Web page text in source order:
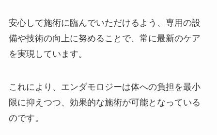
安心して施術に臨んでいただけるよう、専用の設
備や技術の向上に努めることで、常に最新のケア
を実現しています。
これにより、エンダモロジーは体への負担を最小
限に抑えつつ、効果的な施術が可能となっている
のです。